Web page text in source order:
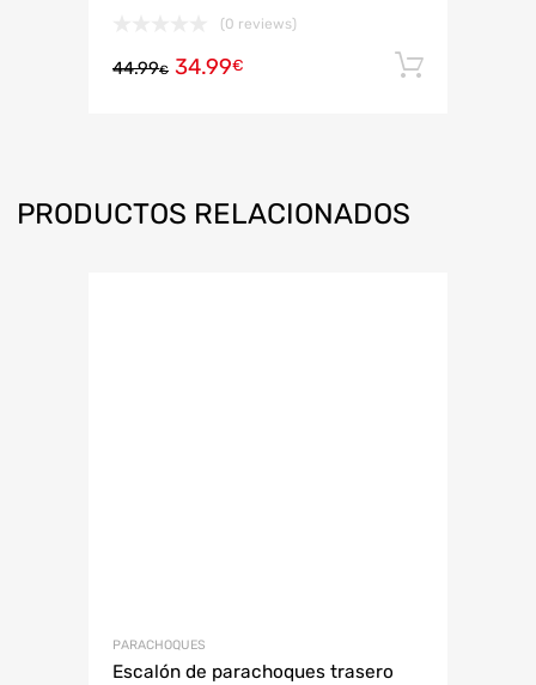
(0 reviews)
44.99€ 34.99€
PRODUCTOS RELACIONADOS
PARACHOQUES
Escalón de parachoques trasero